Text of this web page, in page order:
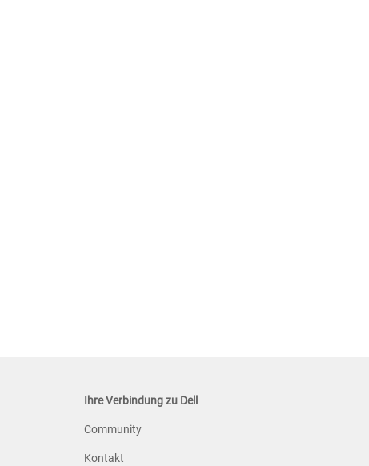
Ihre Verbindung zu Dell
Community
Kontakt